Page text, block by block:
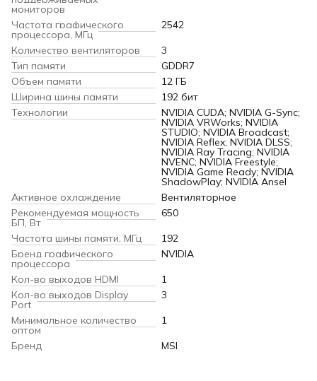
мониторов
Частота графического
процессора, МГц
2542
Количество вентиляторов
3
Тип памяти
GDDR7
Объем памяти
12 ГБ
Ширина шины памяти
192 бит
Технологии
NVIDIA CUDA; NVIDIA G-Sync;
NVIDIA VRWorks; NVIDIA
STUDIO; NVIDIA Broadcast;
NVIDIA Reflex; NVIDIA DLSS;
NVIDIA Ray Tracing; NVIDIA
NVENC; NVIDIA Freestyle;
NVIDIA Game Ready; NVIDIA
ShadowPlay; NVIDIA Ansel
Активное охлаждение
Вентиляторное
Рекомендуемая мощность
БП, Вт
650
Частота шины памяти, МГц
192
Бренд графического
процессора
NVIDIA
Кол-во выходов HDMI
1
Кол-во выходов Display
Port
3
Минимальное количество
оптом
1
Бренд
MSI